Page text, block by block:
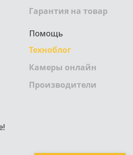
Гарантия на товар
Помощь
Техноблог
Камеры онлайн
Производители